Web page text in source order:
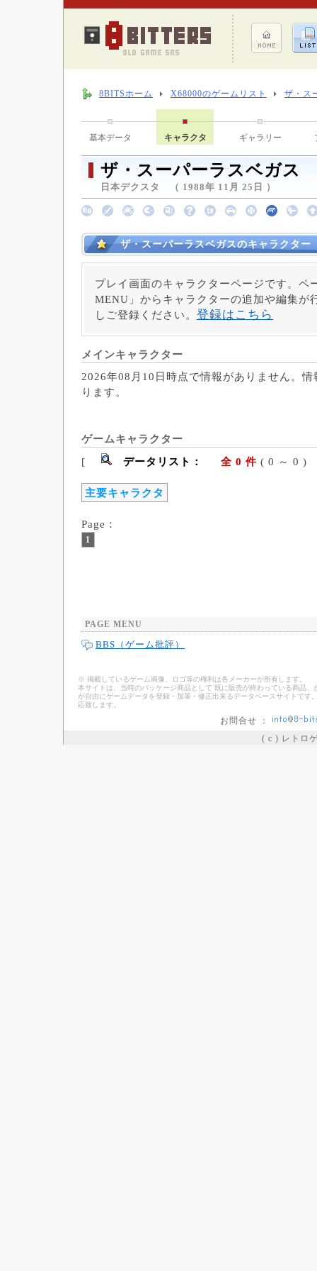
8BITSホーム X68000のゲームリスト ザ・ス
基本データ キャラクタ ギャラリー
ザ・スーパーラスベガス
日本デクスタ （ 1988年 11月 25日 ）
ザ・スーパーラスベガスのキャラクター
プレイ画面のキャラクターページです。ペ
MENU」からキャラクターの追加や編集が
しご登録ください。 登録はこちら
メインキャラクター
2026年08月10日時点で情報がありません。
ります。
ゲームキャラクター
[
データリスト： 全 0 件 ( 0
主要キャラクタ
Page：
1
PAGE MENU
BBS（ゲーム批評）
※ 掲載しているゲーム画像、ロゴ等の権利は各メーカーが所有します。
本サイトは、当時のパッケージ商品として 既に販売が終わっている商品
が自由にゲームデータを登録・加筆・修正出来るデータベースサイトで
応致します。
お問合せ ：
( c ) レトロ